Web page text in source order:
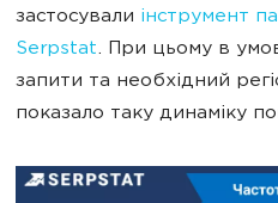
застосували інструмент
Serpstat. При цьому в
запити та необхідний
показало таку динаміку